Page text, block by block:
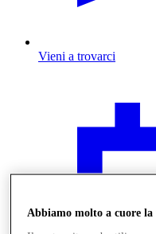
Vieni a trovarci
Abbiamo molto a cuore